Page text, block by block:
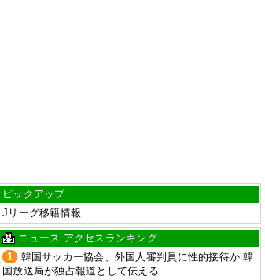
ピックアップ
Jリーグ移籍情報
ニュース アクセスランキング
1
韓国サッカー協会、外国人審判員に性的接待か 韓
国放送局が独占報道として伝える